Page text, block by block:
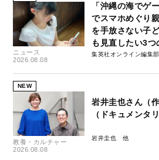
ニュース
2026.08.08
「沖縄の海でゲ
でスマホめぐり
を手放さない子
も見直したい3つ
集英社オンライン編集
NEW
教養・カルチャー
2026.08.08
岩井圭也さん（
（ドキュメンタ
岩井圭也